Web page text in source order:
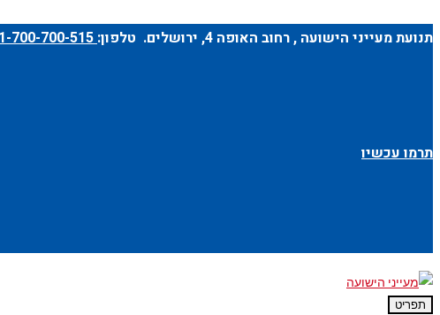
תנועת מעייני הישועה ,רחוב האופה 4 , ירושלים. טלפון:
תרמו עכשיו
תפריט